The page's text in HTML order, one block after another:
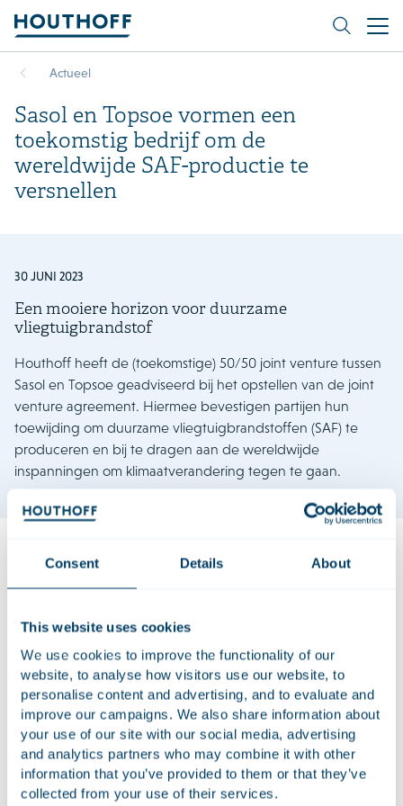
Consent Details About
This website uses cookies
We use cookies to improve the functionality of our
website, to analyse how visitors use our website, to
personalise content and advertising, and to evaluate and
improve our campaigns. We also share information about
your use of our site with our social media, advertising
and analytics partners who may combine it with other
information that you’ve provided to them or that they’ve
collected from your use of their services.
Actueel
Sasol en Topsoe vormen een
toekomstig bedrijf om de
wereldwijde SAF-productie te
versnellen
30 JUNI 2023
Een mooiere horizon voor duurzame
vliegtuigbrandstof
Houthoff heeft de (toekomstige) 50/50 joint venture tussen
Sasol en Topsoe geadviseerd bij het opstellen van de joint
venture agreement. Hiermee bevestigen partijen hun
toewijding om duurzame vliegtuigbrandstoffen (SAF) te
produceren en bij te dragen aan de wereldwijde
inspanningen om klimaatverandering tegen te gaan.
Het doel van de Sasol Topsoe JV is het ontwikkelen,
vliegtuigbrandstoffabrieken en het op de markt brengen
van duurzame vliegtuigbrandstoffen die voornamelijk zijn
afgeleid van niet-fossiele grondstoffen, waarbij gebruik
wordt gemaakt van groene waterstof, duurzame
kooldioxidebronnen en biomassa met een bijzondere focus
op Sasols Fischer Tropsch en Topsoes gerelateerde
technologieën.
De adviseur van Topsoe was Accura, Sasol werd